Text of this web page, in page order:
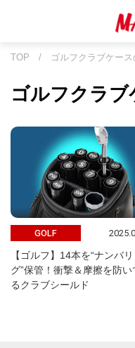
TOP / ゴルフクラブケー
ゴルフクラブ
GOLF
【ゴルフ】14本を“ナンバ
グ”保管！衝撃＆摩擦を防い
るクラブシールド